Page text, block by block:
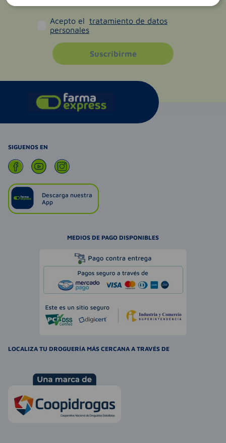
Acepto el tratamiento de datos
personales
Suscribirme
SIGUENOS EN
Descarga nuestra
App
MEDIOS DE PAGO DISPONIBLES
LOCALIZA TU DROGUERÍA MÁS CERCANA A TRAVÉS DE